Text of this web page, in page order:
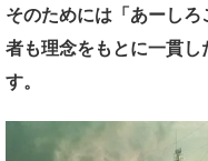
そのためには 「あーし
者も理念をもとに一貫し
す。